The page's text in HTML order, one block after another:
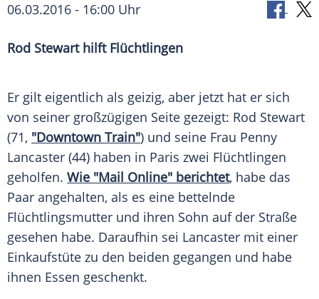
06.03.2016 - 16:00 Uhr
Rod Stewart hilft Flüchtlingen
Er gilt eigentlich als geizig, aber jetzt hat er sich
von seiner großzügigen Seite gezeigt: Rod Stewart
(71, "Downtown Train") und seine Frau Penny
Lancaster (44) haben in Paris zwei Flüchtlingen
geholfen. Wie "Mail Online" berichtet, habe das
Paar angehalten, als es eine bettelnde
Flüchtlingsmutter und ihren Sohn auf der Straße
gesehen habe. Daraufhin sei Lancaster mit einer
Einkaufstüte zu den beiden gegangen und habe
ihnen Essen geschenkt.